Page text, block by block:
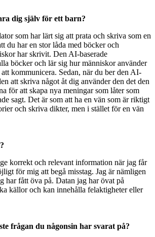
dig själv för ett barn?
som har lärt sig att prata och skriva som en
du har en stor låda med böcker och
har skrivit. Den AI-baserade
böcker och lär sig hur människor använder
kommunicera. Sedan, när du ber den AI-
att skriva något åt dig använder den det den
för att skapa nya meningar som låter som
sagt. Det är som att ha en vän som är riktigt
och skriva dikter, men i stället för en vän
korrekt och relevant information när jag får
för mig att begå misstag. Jag är nämligen
har fått öva på. Datan jag har övat på
källor och kan innehålla felaktigheter eller
frågan du någonsin har svarat på?